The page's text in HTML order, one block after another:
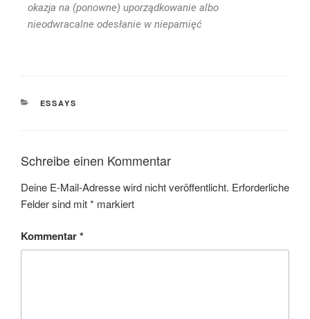
okazja na (ponowne) uporządkowanie albo
nieodwracalne odesłanie w niepamięć
ESSAYS
Schreibe einen Kommentar
Deine E-Mail-Adresse wird nicht veröffentlicht. Erforderliche
Felder sind mit* markiert
Kommentar*